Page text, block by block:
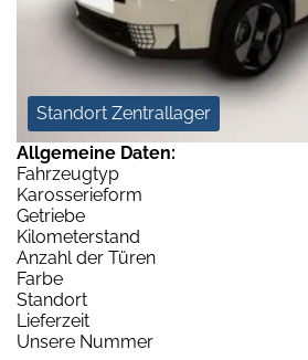
Standort Zentrallager
Allgemeine Daten:
Fahrzeugtyp
Karosserieform
Getriebe
Kilometerstand
Anzahl der Türen
Farbe
Standort
Lieferzeit
Unsere Nummer